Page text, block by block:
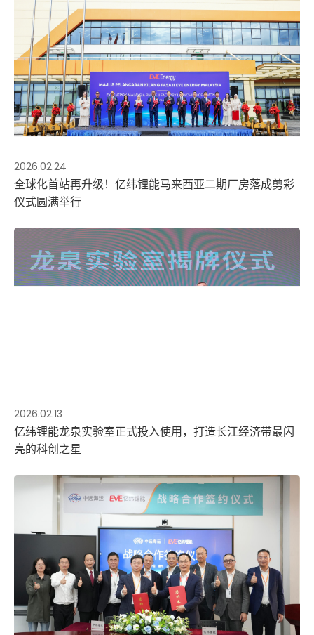
2026.02.24
全球化首站再升级！亿纬锂能马来西亚二期厂房落成剪彩
仪式圆满举行
2026.02.13
亿纬锂能龙泉实验室正式投入使用，打造长江经济带最闪
亮的科创之星